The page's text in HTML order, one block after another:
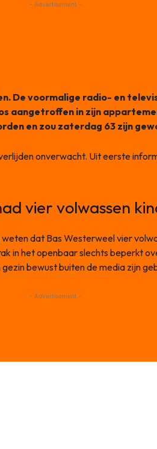
- Advertisement -
De voormalige radio- en
aangetroffen in zijn
en zou zaterdag 63 zijn
onverwacht. Uit eerste
vier volwassen
dat Bas Westerweel vier
in het openbaar slechts beperkt
bewust buiten de media zijn
- Advertisement -